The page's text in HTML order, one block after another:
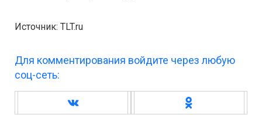
Источник: TLT.ru
Для комментирования войдите через любую
соц-сеть: